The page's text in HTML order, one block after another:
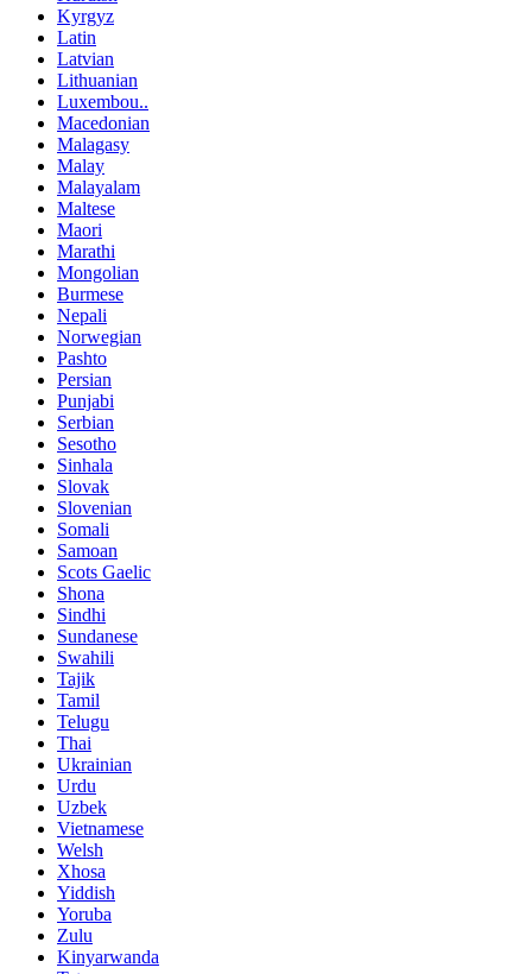
Kyrgyz
Latin
Latvian
Lithuanian
Luxembou..
Macedonian
Malagasy
Malay
Malayalam
Maltese
Maori
Marathi
Mongolian
Burmese
Nepali
Norwegian
Pashto
Persian
Punjabi
Serbian
Sesotho
Sinhala
Slovak
Slovenian
Somali
Samoan
Scots Gaelic
Shona
Sindhi
Sundanese
Swahili
Tajik
Tamil
Telugu
Thai
Ukrainian
Urdu
Uzbek
Vietnamese
Welsh
Xhosa
Yiddish
Yoruba
Zulu
Kinyarwanda